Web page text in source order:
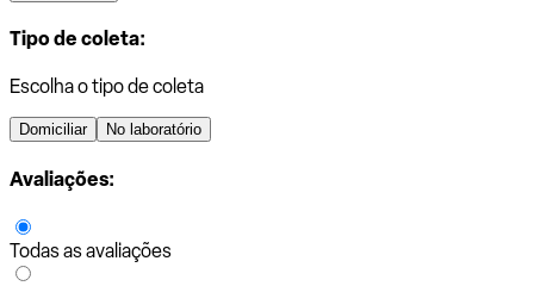
Tipo de coleta:
Escolha o tipo de coleta
Domiciliar No laboratório
Avaliações:
Todas as avaliações